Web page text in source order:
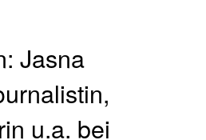
Jasna
u.a. bei